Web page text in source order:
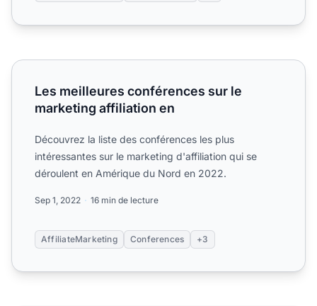
Les meilleures conférences sur le marketing affiliation en
Les meilleures conférences sur le
marketing affiliation en
Découvrez la liste des conférences les plus
intéressantes sur le marketing d'affiliation qui se
déroulent en Amérique du Nord en 2022.
Sep 1, 2022 16 min de lecture
AffiliateMarketing Conferences +3